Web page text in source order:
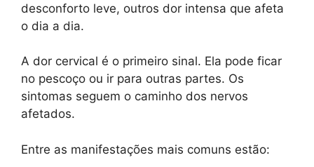
desconforto leve, outros dor intensa que afeta
o dia a dia.
A dor cervical é o primeiro sinal. Ela pode ficar
no pescoço ou ir para outras partes. Os
sintomas seguem o caminho dos nervos
afetados.
Entre as manifestações mais comuns estão: